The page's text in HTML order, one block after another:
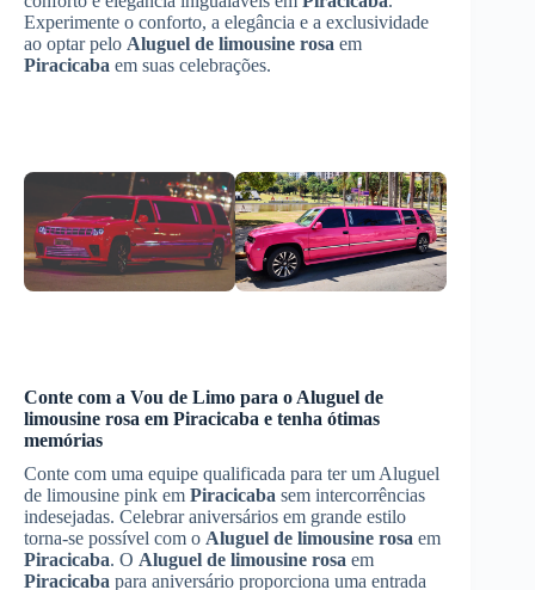
Experimente o conforto, a elegância e a exclusividade
ao optar pelo Aluguel de limousine rosa em
Piracicaba em suas celebrações.
Conte com a Vou de Limo para o Aluguel de
limousine rosa em Piracicaba e tenha ótimas
memórias
Conte com uma equipe qualificada para ter um Aluguel
de limousine pink em Piracicaba sem intercorrências
indesejadas. Celebrar aniversários em grande estilo
torna-se possível com o Aluguel de limousine rosa em
Piracicaba. O Aluguel de limousine rosa em
Piracicaba para aniversário proporciona uma entrada